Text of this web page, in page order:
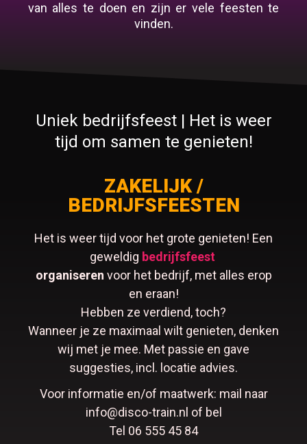
van alles te doen en zijn er vele feesten te
vinden.
Uniek bedrijfsfeest | Het is weer
tijd om samen te genieten!
ZAKELIJK /
BEDRIJFSFEESTEN
Het is weer tijd voor het grote genieten! Een
geweldig bedrijfsfeest
organiseren voor het bedrijf, met alles erop
en eraan!
Hebben ze verdiend, toch?
Wanneer je ze maximaal wilt genieten, denken
wij met je mee. Met passie en gave
suggesties, incl. locatie advies.
Voor informatie en/of maatwerk: mail naar
info@disco-train.nl of bel
Tel 06 555 45 84